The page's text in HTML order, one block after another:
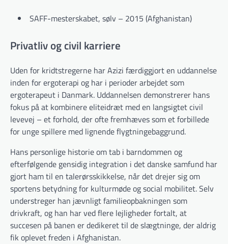
SAFF-mesterskabet, sølv – 2015 (Afghanistan)
Privatliv og civil karriere
Uden for kridtstregerne har Azizi færdiggjort en uddannelse
inden for ergoterapi og har i perioder arbejdet som
ergoterapeut i Danmark. Uddannelsen demonstrerer hans
fokus på at kombinere eliteidræt med en langsigtet civil
levevej – et forhold, der ofte fremhæves som et forbillede
for unge spillere med lignende flygtningebaggrund.
Hans personlige historie om tab i barndommen og
efterfølgende gensidig integration i det danske samfund har
gjort ham til en talerørsskikkelse, når det drejer sig om
sportens betydning for kulturmøde og social mobilitet. Selv
understreger han jævnligt familieopbakningen som
drivkraft, og han har ved flere lejligheder fortalt, at
succesen på banen er dedikeret til de slægtninge, der aldrig
fik oplevet freden i Afghanistan.